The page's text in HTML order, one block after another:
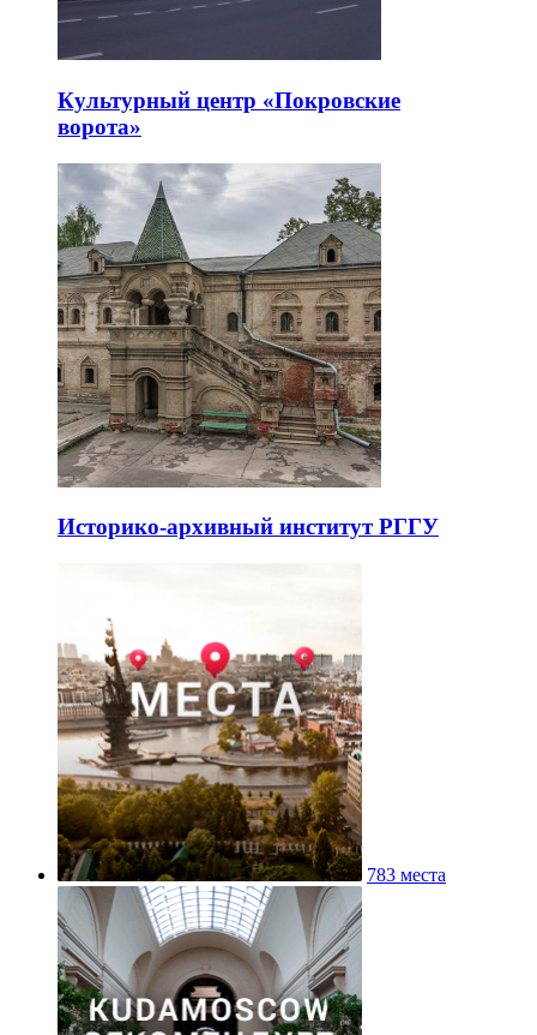
Культурный центр «Покровские
ворота»
Историко-архивный институт РГГУ
783 места